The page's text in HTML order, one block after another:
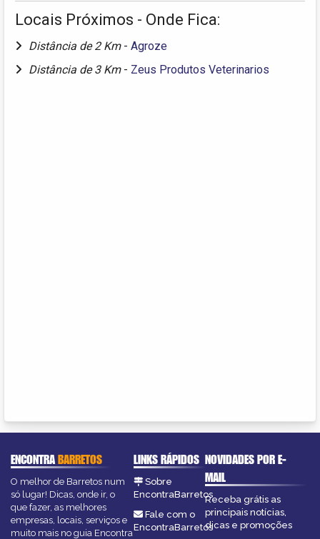
Locais Próximos - Onde Fica:
Distância de 2 Km - Agroze
Distância de 3 Km - Zeus Produtos Veterinarios
ENCONTRABARRETOS
O melhor de Barretos num
só lugar! Dicas, onde ir, o
que fazer, as melhores
empresas, locais, serviços e
muito mais no guia Encontra
LINKS RÁPIDOS
Sobre
EncontraBarretos
Fale com o
EncontraBarretos
NOVIDADES POR E-
MAIL
Receba grátis as
principais notícias,
dicas e promoções